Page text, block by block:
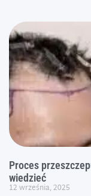
Proces
wiedzieć
12 września, 2025